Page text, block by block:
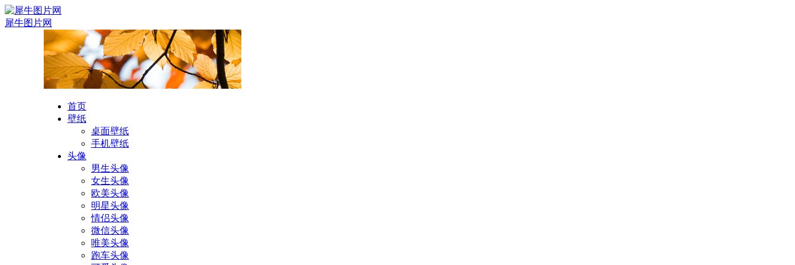
犀牛图片网
首页
壁纸
桌面壁纸
手机壁纸
头像
男生头像
女生头像
欧美头像
明星头像
情侣头像
微信头像
唯美头像
跑车头像